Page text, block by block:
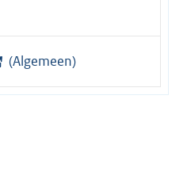
(Algemeen)